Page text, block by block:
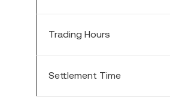
Trading Hours
Settlement Time